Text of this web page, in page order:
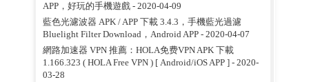
APP，好玩的手機遊戲- 2020-04-09
藍色光濾波器 APK / APP 下載 3.4.3，手機藍光過濾
Bluelight Filter Download，Android APP- 2020-04-07
網路加速器 VPN 推薦：HOLA免费VPN APK 下載
1.166.323 ( HOLA Free VPN ) [ Android/iOS APP ]- 2020-
03-28